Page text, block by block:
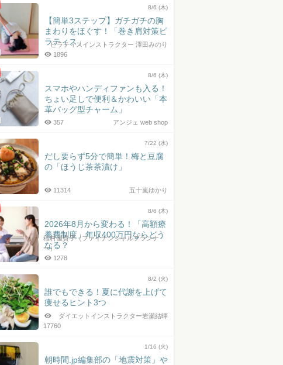
8/6 (木)
【簡単3ステップ】ガチガチの胸
まわりをほぐす！「巻き肩対策ピ
ラティス」
ピラティスインストラクター 澤田みのり
1896
8/6 (木)
スマホやハンディファンも入る！
ちょい足しで便利＆かわいい「本
革バッグ型チャーム」
アンジェ web shop
357
7/22 (水)
だし要らず5分で簡単！梅と豆腐
の「ほうじ茶茶漬け」
五十嵐ゆかり
11314
8/6 (木)
2026年8月から変わる！「高額療
養費制度」年収400万円ならどう
なる？
稲村優貴子（ファイナンシャルプランナ
ー）
1278
8/2 (火)
誰でもできる！夏に代謝を上げて
痩せるヒント3つ
ダイエットインストラクター岩瀬結暉
17760
1/16 (火)
朝時間.jp編集部の「地震対策」や